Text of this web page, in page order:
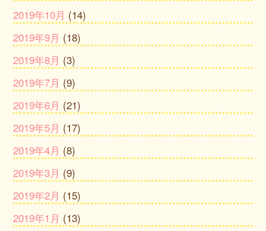
2019年10月 (14)
2019年9月 (18)
2019年8月 (3)
2019年7月 (9)
2019年6月 (21)
2019年5月 (17)
2019年4月 (8)
2019年3月 (9)
2019年2月 (15)
2019年1月 (13)